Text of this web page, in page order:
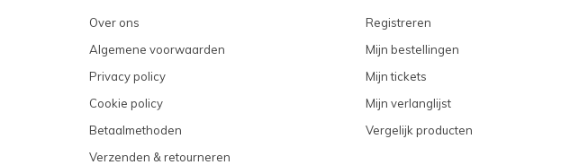
Over ons
Algemene voorwaarden
Privacy policy
Cookie policy
Betaalmethoden
Verzenden & retourneren
Registreren
Mijn bestellingen
Mijn tickets
Mijn verlanglijst
Vergelijk producten